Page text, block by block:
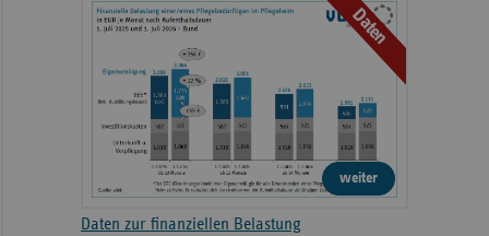
Daten
weiter
Daten zur finanziellen Belastung